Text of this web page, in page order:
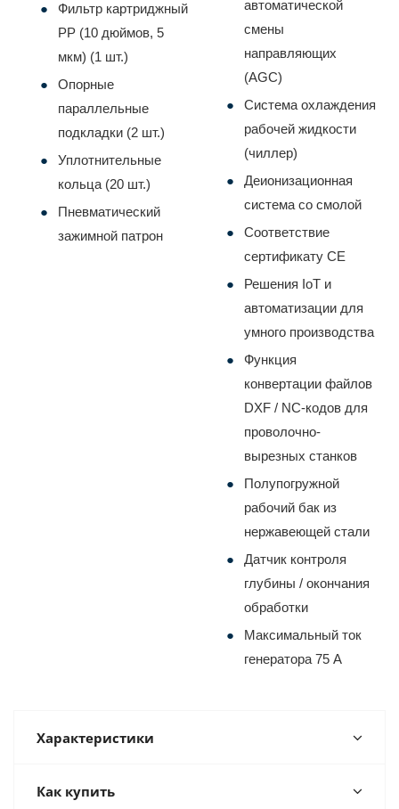
Фильтр картриджный
PP (10 дюймов, 5
мкм) (1 шт.)
Опорные
параллельные
подкладки (2 шт.)
Уплотнительные
кольца (20 шт.)
Пневматический
зажимной патрон
автоматической
смены
направляющих
(AGC)
Система охлаждения
рабочей жидкости
(чиллер)
Деионизационная
система со смолой
Соответствие
сертификату CE
Решения IoT и
автоматизации для
умного производства
Функция
конвертации файлов
DXF / NC-кодов для
проволочно-
вырезных станков
Полупогружной
рабочий бак из
нержавеющей стали
Датчик контроля
глубины / окончания
обработки
Максимальный ток
генератора 75 А
Характеристики
Как купить